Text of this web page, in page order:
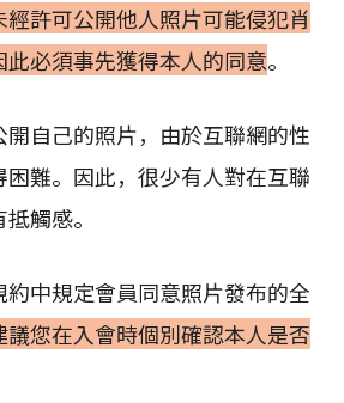
經許可公開他人照片可能侵犯肖
必須事先獲得本人的同意。
自己的照片，由於互聯網的性
難。因此，很少有人對在互聯
觸感。
中規定會員同意照片發布的全
議您在入會時個別確認本人是否